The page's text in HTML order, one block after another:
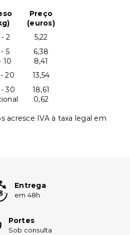
Preço
(euros)
2
5,22
5
6,38
10
8,41
20
13,54
30
18,61
0,62
acresce IVA à taxa legal em
Entrega
em 48h
Portes
Sob consulta